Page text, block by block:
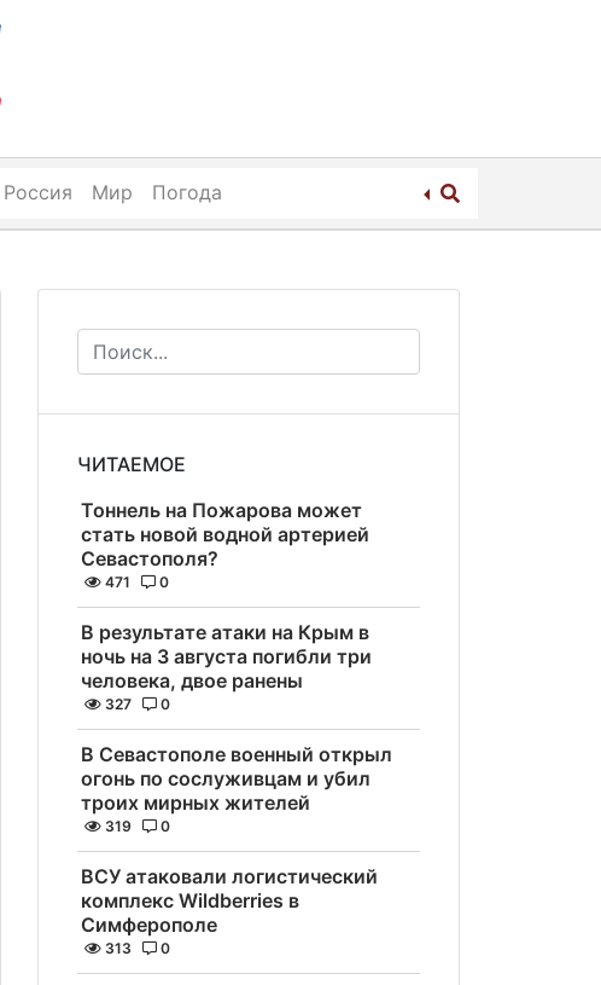
Россия Мир Погода
ЧИТАЕМОЕ
Тоннель на Пожарова может
стать новой водной артерией
Севастополя?
471 0
В результате атаки на Крым в
ночь на 3 августа погибли три
человека, двое ранены
327 0
В Севастополе военный открыл
огонь по сослуживцам и убил
троих мирных жителей
319 0
ВСУ атаковали логистический
комплекс Wildberries в
Симферополе
313 0